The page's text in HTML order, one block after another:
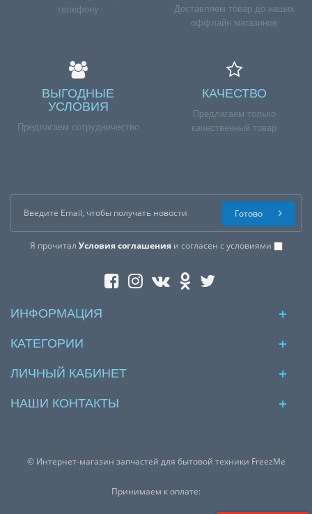
телефону
Доставляем товар до наших
оффлайн магазинов
ВЫГОДНЫЕ
УСЛОВИЯ
Предлагаем сотрудничество
КАЧЕСТВО
Предлагаем только
качественный товар
Я прочитал Условия соглашенияи согласен с условиями
Готово
ИНФОРМАЦИЯ
КАТЕГОРИИ
ЛИЧНЫЙ КАБИНЕТ
НАШИ КОНТАКТЫ
© Интернет-магазин запчастей для бытовой техники FreezMe
Принимаем к оплате: